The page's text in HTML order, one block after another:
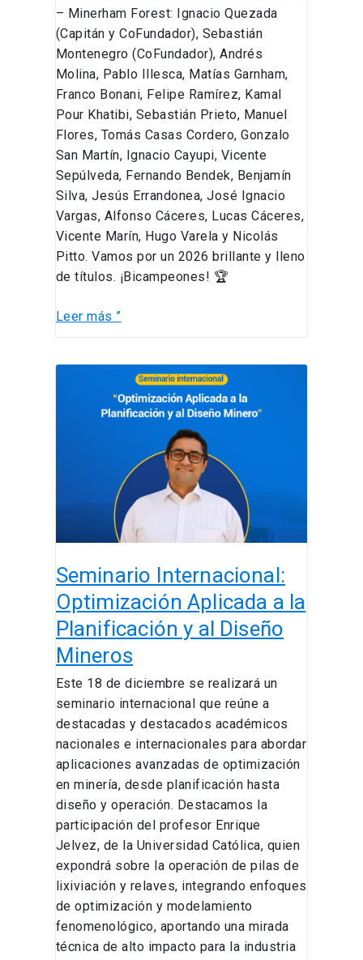
– Minerham Forest: Ignacio Quezada
(Capitán y CoFundador), Sebastián
Montenegro (CoFundador), Andrés
Molina, Pablo Illesca, Matías Garnham,
Franco Bonani, Felipe Ramírez, Kamal
Pour Khatibi, Sebastián Prieto, Manuel
Flores, Tomás Casas Cordero, Gonzalo
San Martín, Ignacio Cayupi, Vicente
Sepúlveda, Fernando Bendek, Benjamín
Silva, Jesús Errandonea, José Ignacio
Vargas, Alfonso Cáceres, Lucas Cáceres,
Vicente Marín, Hugo Varela y Nicolás
Pitto. Vamos por un 2026 brillante y lleno
de títulos. ¡Bicampeones! 🏆
Leer más ”
Seminario Internacional:
Optimización Aplicada a la
Planificación y al Diseño
Mineros
Este 18 de diciembre se realizará un
seminario internacional que reúne a
destacadas y destacados académicos
nacionales e internacionales para abordar
aplicaciones avanzadas de optimización
en minería, desde planificación hasta
diseño y operación. Destacamos la
participación del profesor Enrique
Jelvez, de la Universidad Católica, quien
expondrá sobre la operación de pilas de
lixiviación y relaves, integrando enfoques
de optimización y modelamiento
fenomenológico, aportando una mirada
técnica de alto impacto para la industria
Internacional:
Optimización
Planificación
Mineros